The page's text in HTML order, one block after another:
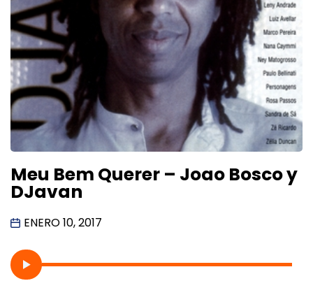
Meu Bem Querer – Joao Bosco y
DJavan
ENERO 10, 2017